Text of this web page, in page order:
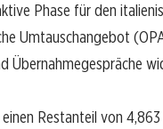
Phase für den
Umtauschangebot
Übernahmegespräche
Restanteil von